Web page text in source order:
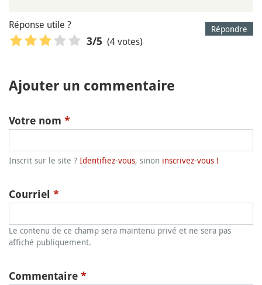
Répondre
Réponse utile ?
3/5 (4 votes)
Ajouter un commentaire
Votre nom *
Inscrit sur le site ? Identifiez-vous, sinon inscrivez-vous !
Courriel *
Le contenu de ce champ sera maintenu privé et ne sera pas
affiché publiquement.
Commentaire *